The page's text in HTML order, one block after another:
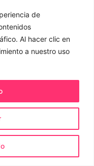
de
Al hacer clic en
a nuestro uso
privacidad